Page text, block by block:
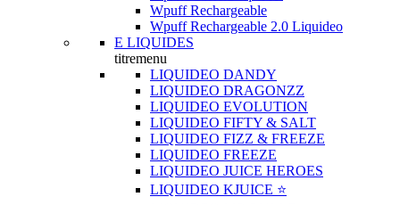
Wpuff Rechargeable
Wpuff Rechargeable 2.0 Liquideo
E LIQUIDES
titremenu
LIQUIDEO DANDY
LIQUIDEO DRAGONZZ
LIQUIDEO EVOLUTION
LIQUIDEO FIFTY & SALT
LIQUIDEO FIZZ & FREEZE
LIQUIDEO FREEZE
LIQUIDEO JUICE HEROES
LIQUIDEO KJUICE ⭐️